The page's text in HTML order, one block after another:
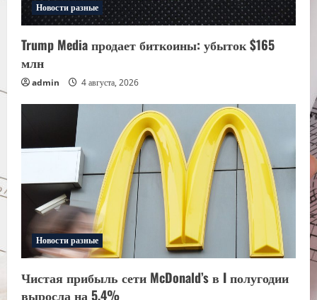
Новости разные
Trump Media продает биткоины: убыток $165
млн
admin 4 августа, 2026
Новости разные
Чистая прибыль сети McDonald’s в I полугодии
выросла на 5,4%